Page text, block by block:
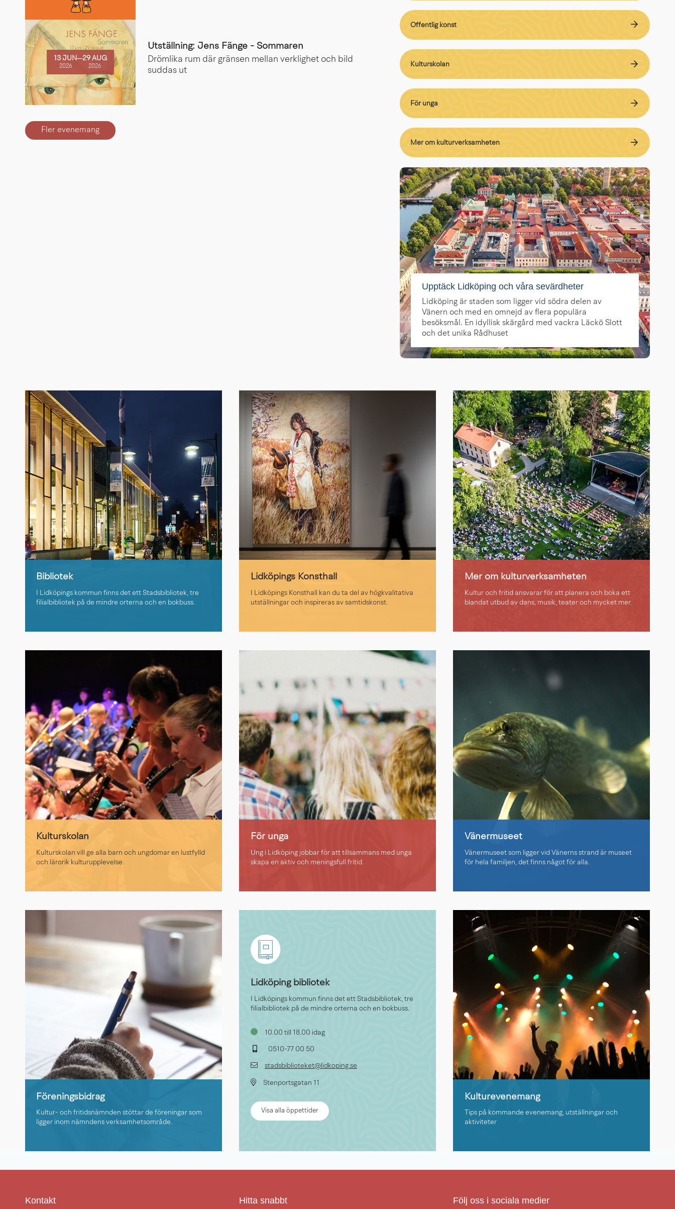
Offentlig konst
Kulturskolan
För unga
Mer om kulturverksamheten
Upptäck Lidköping och våra sevärdheter
Lidköping är staden som ligger vid södra delen av
Vänern och med en omnejd av flera populära
besöksmål. En idyllisk skärgård med vackra Läckö Slott
och det unika Rådhuset
13 JUN
2026
─29 AUG
2026
Utställning: Jens Fänge - Sommaren
Drömlika rum där gränsen mellan verklighet och bild
suddas ut
Fler evenemang
Bibliotek
I Lidköpings kommun finns det ett Stadsbibliotek, tre
filialbibliotek på de mindre orterna och en bokbuss.
Lidköpings Konsthall
I Lidköpings Konsthall kan du ta del av högkvalitativa
utställningar och inspireras av samtidskonst.
Mer om kulturverksamheten
Kultur och fritid ansvarar för att planera och boka ett
blandat utbud av dans, musik, teater och mycket mer.
Kulturskolan
Kulturskolan vill ge alla barn och ungdomar en lustfylld
och lärorik kulturupplevelse.
För unga
Ung i Lidköping jobbar för att tillsammans med unga
skapa en aktiv och meningsfull fritid.
Vänermuseet
Vänermuseet som ligger vid Vänerns strand är museet
för hela familjen, det finns något för alla.
Föreningsbidrag
Kultur- och fritidsnämnden stöttar de föreningar som
ligger inom nämndens verksamhetsområde.
Lidköping bibliotek
I Lidköpings kommun finns det ett Stadsbibliotek, tre
filialbibliotek på de mindre orterna och en bokbuss.
10.00 till 18.00 idag
0510-77 00 50
stadsbiblioteket@lidkoping.se
Stenportsgatan 11
Visa alla öppettider
Kulturevenemang
Tips på kommande evenemang, utställningar och
aktiviteter
Kontakt Hitta snabbt Följ oss i sociala medier